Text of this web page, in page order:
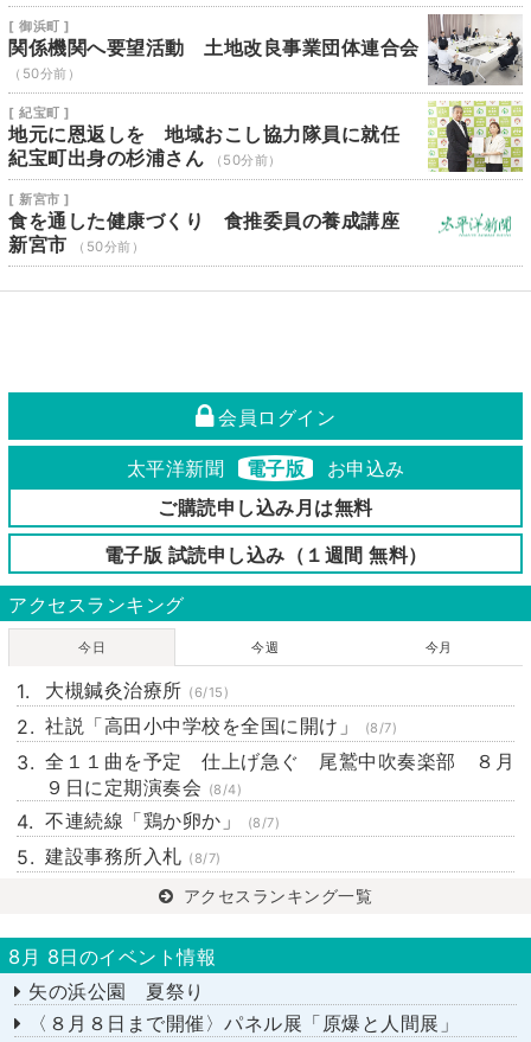
[ 御浜町 ]
関係機関へ要望活動 土地改良事業団体連合会
（50分前）
[ 紀宝町 ]
地元に恩返しを 地域おこし協力隊員に就任
紀宝町出身の杉浦さん
（50分前）
[ 新宮市 ]
食を通した健康づくり 食推委員の養成講座
新宮市
（50分前）
会員ログイン
太平洋新聞 電子版
お申込み
ご購読申し込み月は無料
電子版 試読申し込み（１週間 無料）
アクセスランキング
今日 今週 今月
大槻鍼灸治療所 (6/15)
社説「高田小中学校を全国に開け」 (8/7)
全１１曲を予定 仕上げ急ぐ 尾鷲中吹奏楽部 ８月
９日に定期演奏会 (8/4)
不連続線「鶏か卵か」 (8/7)
建設事務所入札 (8/7)
アクセスランキング一覧
8月 8日のイベント情報
矢の浜公園 夏祭り
〈８月８日まで開催〉パネル展「原爆と人間展」